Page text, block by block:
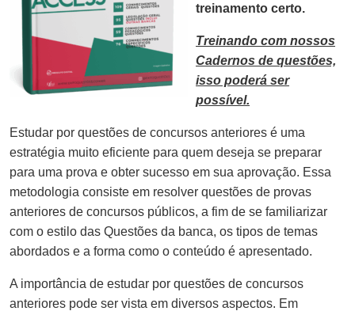
treinamento certo.
Treinando com nossos
Cadernos de questões,
isso poderá ser
possível.
Estudar por questões de concursos anteriores é uma
estratégia muito eficiente para quem deseja se preparar
para uma prova e obter sucesso em sua aprovação. Essa
metodologia consiste em resolver questões de provas
anteriores de concursos públicos, a fim de se familiarizar
com o estilo das Questões da banca, os tipos de temas
abordados e a forma como o conteúdo é apresentado.
A importância de estudar por questões de concursos
anteriores pode ser vista em diversos aspectos. Em